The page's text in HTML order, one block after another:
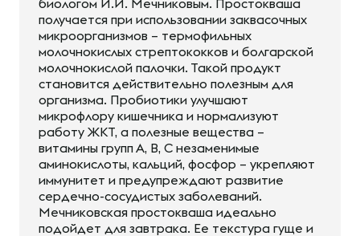
биологом И.И. Мечниковым. Простокваша
получается при использовании заквасочных
микроорганизмов – термофильных
молочнокислых стрептококков и болгарской
молочнокислой палочки. Такой продукт
становится действительно полезным для
организма. Пробиотики улучшают
микрофлору кишечника и нормализуют
работу ЖКТ, а полезные вещества –
витамины групп А, В, С незаменимые
аминокислоты, кальций, фосфор – укрепляют
иммунитет и предупреждают развитие
сердечно-сосудистых заболеваний.
Мечниковская простокваша идеально
подойдет для завтрака. Ее текстура гуще и